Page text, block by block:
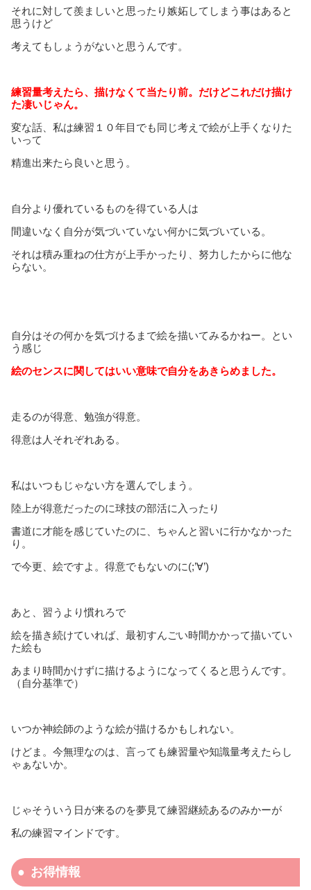
それに対して羨ましいと思ったり嫉妬してしまう事はあると
思うけど
考えてもしょうがないと思うんです。
練習量考えたら、描けなくて当たり前。だけどこれだけ描け
た凄いじゃん。
変な話、私は練習１０年目でも同じ考えで絵が上手くなりた
いって
精進出来たら良いと思う。
自分より優れているものを得ている人は
間違いなく自分が気づいていない何かに気づいている。
それは積み重ねの仕方が上手かったり、努力したからに他な
らない。
自分はその何かを気づけるまで絵を描いてみるかねー。とい
う感じ
絵のセンスに関してはいい意味で自分をあきらめました。
走るのが得意、勉強が得意。
得意は人それぞれある。
私はいつもじゃない方を選んでしまう。
陸上が得意だったのに球技の部活に入ったり
書道に才能を感じていたのに、ちゃんと習いに行かなかった
り。
で今更、絵ですよ。得意でもないのに(;’∀’)
あと、習うより慣れろで
絵を描き続けていれば、最初すんごい時間かかって描いてい
た絵も
あまり時間かけずに描けるようになってくると思うんです。
（自分基準で）
いつか神絵師のような絵が描けるかもしれない。
けどま。今無理なのは、言っても練習量や知識量考えたらし
ゃぁないか。
じゃそういう日が来るのを夢見て練習継続あるのみかーが
私の練習マインドです。
お得情報